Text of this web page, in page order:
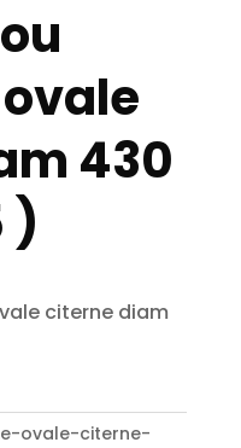
430
)
citerne diam
ovale-citerne-